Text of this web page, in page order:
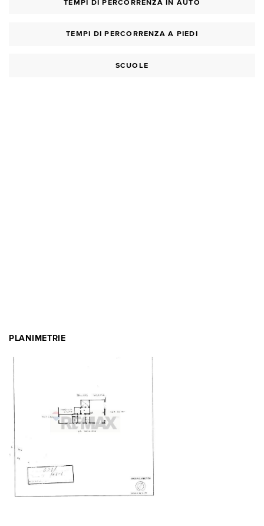
TEMPI DI PERCORRENZA IN AUTO
TEMPI DI PERCORRENZA A PIEDI
SCUOLE
PLANIMETRIE